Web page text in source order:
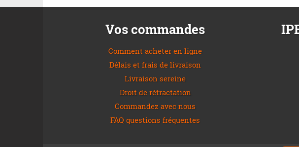
Vos commandes
Comment acheter en ligne
Délais et frais de livraison
Livraison sereine
Droit de rétractation
Commandez avec nous
FAQ questions fréquentes